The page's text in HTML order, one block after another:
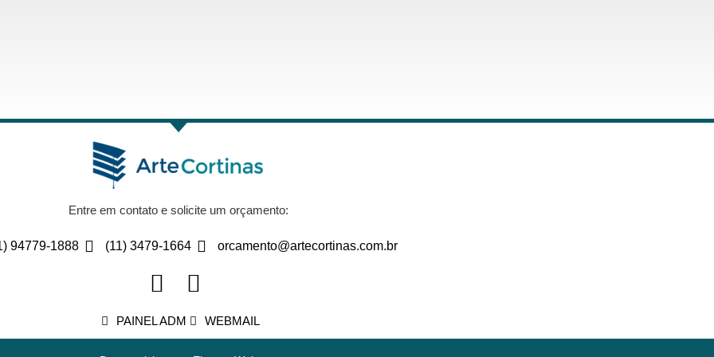
Entre em contato e solicite um orçamento:
94779-1888 (11) 3479-1664 orcamento@artecortinas.com.br
PAINEL ADM WEBMAIL